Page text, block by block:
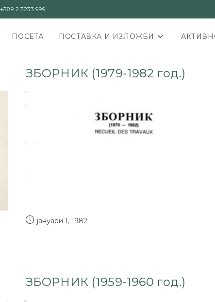
+389 2 3233 999
ПОСЕТА ПОСТАВКА И ИЗЛОЖБИ
ЗБОРНИК (1979-1982 год.)
јануари 1, 1982
ЗБОРНИК (1959-1960 год.)